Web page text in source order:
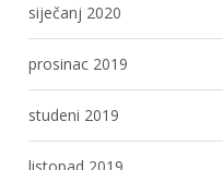
siječanj 2020
prosinac 2019
studeni 2019
listopad 2019